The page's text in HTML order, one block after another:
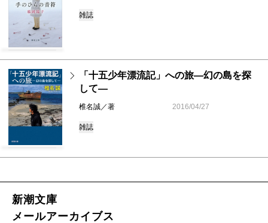
雑誌
「十五少年漂流記」への旅―幻の島を探
して―
椎名誠／著 2016/04/27
雑誌
新潮文庫
メールアーカイブス